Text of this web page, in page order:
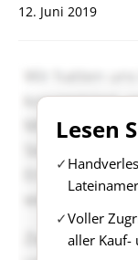
12. Juni 2019
Lesen
Voller
aller Kauf-